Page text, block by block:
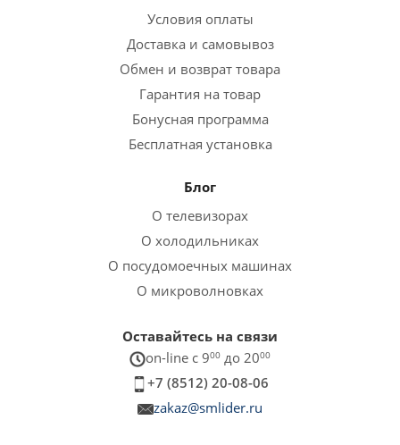
Условия оплаты
Доставка и самовывоз
Обмен и возврат товара
Гарантия на товар
Бонусная программа
Бесплатная установка
Блог
О телевизорах
О холодильниках
О посудомоечных машинах
О микроволновках
Оставайтесь на связи
on-line c 900 до 2000
+7 (8512) 20-08-06
zakaz@smlider.ru